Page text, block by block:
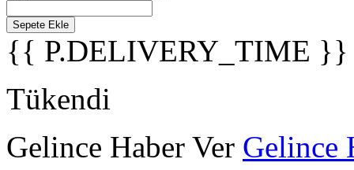
Sepete Ekle
{{ P.DELIVERY_TIME }}
Tükendi
Gelince Haber Ver Gelince